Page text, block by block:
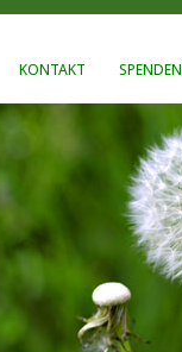
KONTAKT SPENDEN